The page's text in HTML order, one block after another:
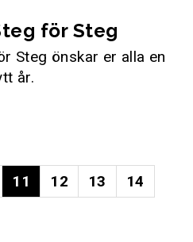
för Steg
Steg önskar er alla en
år.
11 12 13
14